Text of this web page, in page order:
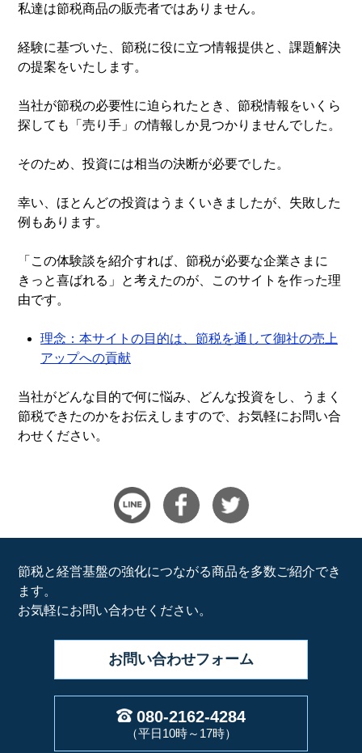
私達は節税商品の販売者ではありません。
経験に基づいた、節税に役に立つ情報提供と、課題解決
の提案をいたします。
当社が節税の必要性に迫られたとき、節税情報をいくら
探しても「売り手」の情報しか見つかりませんでした。
そのため、投資には相当の決断が必要でした。
幸い、ほとんどの投資はうまくいきましたが、失敗した
例もあります。
「この体験談を紹介すれば、節税が必要な企業さまに
きっと喜ばれる」と考えたのが、このサイトを作った理
由です。
理念：本サイトの目的は、節税を通して御社の売上
アップへの貢献
当社がどんな目的で何に悩み、どんな投資をし、うまく
節税できたのかをお伝えしますので、お気軽にお問い合
わせください。
節税と経営基盤の強化につながる商品を多数ご紹介でき
ます。
お気軽にお問い合わせください。
お問い合わせフォーム
080-2162-4284
（平日10時～17時）